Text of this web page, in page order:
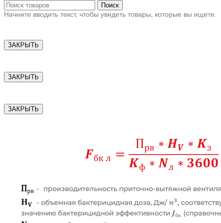
Поиск
Начните вводить текст, чтобы увидеть товары, которые вы ищете.
ЗАКРЫТЬ
ЗАКРЫТЬ
ЗАКРЫТЬ